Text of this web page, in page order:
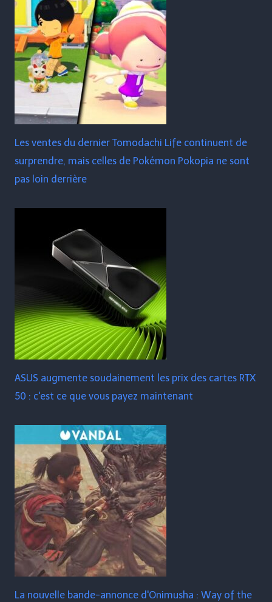
Les ventes du dernier Tomodachi Life continuent de
surprendre, mais celles de Pokémon Pokopia ne sont
pas loin derrière
ASUS augmente soudainement les prix des cartes RTX
50 : c'est ce que vous payez maintenant
La nouvelle bande-annonce d'Onimusha : Way of the